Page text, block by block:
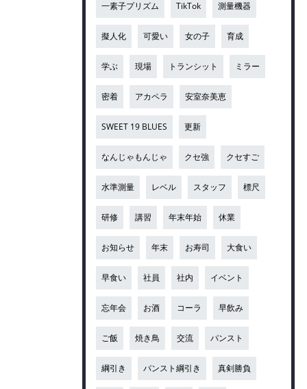
一素子プリズム TikTok 測量機器
擬人化 可愛い 女の子 育成
学ぶ 現場 トランシット ミラー
密着 アカペラ 安室奈美恵
SWEET 19 BLUES 更新
なんじゃもんじゃ クセ強 クセすご
水準測量 レベル スタッフ 標尺
研修 講習 年末年始 休業
お知らせ 年末 お寿司 大食い
早食い 社員 社内 イベント
忘年会 お酒 コーラ 早飲み
ご飯 焼き鳥 交流 パンスト
綱引き パンスト綱引き 真剣勝負